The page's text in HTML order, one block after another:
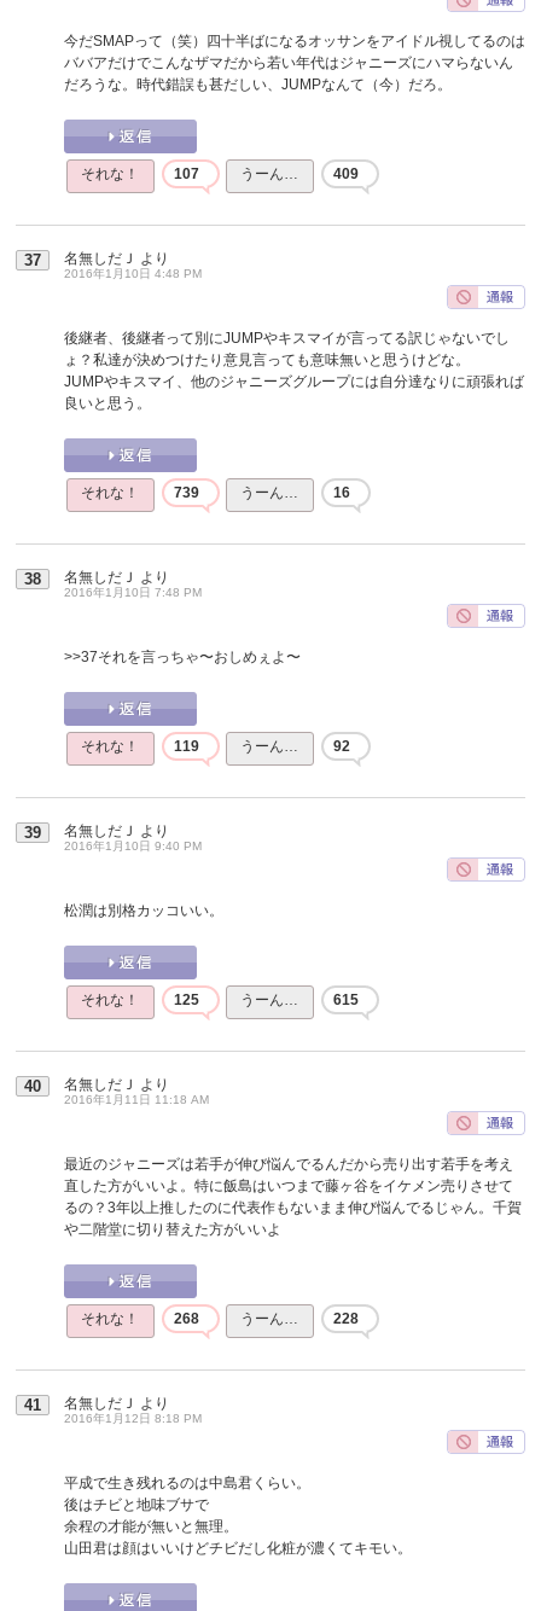
今だSMAPって（笑）四十半ばになるオッサンをアイドル視してるのは
ババアだけでこんなザマだから若い年代はジャニーズにハマらないん
だろうな。時代錯誤も甚だしい、JUMPなんて（今）だろ。
それな！ 107 うーん… 409
37 名無しだＪ より
2016年1月10日 4:48 PM
後継者、後継者って別にJUMPやキスマイが言ってる訳じゃないでし
ょ？私達が決めつけたり意見言っても意味無いと思うけどな。
JUMPやキスマイ、他のジャニーズグループには自分達なりに頑張れば
良いと思う。
それな！ 739 うーん… 16
38 名無しだＪ より
2016年1月10日 7:48 PM
>>37それを言っちゃ〜おしめぇよ〜
それな！ 119 うーん… 92
39 名無しだＪ より
2016年1月10日 9:40 PM
松潤は別格カッコいい。
それな！ 125 うーん… 615
40 名無しだＪ より
2016年1月11日 11:18 AM
最近のジャニーズは若手が伸び悩んでるんだから売り出す若手を考え
直した方がいいよ。特に飯島はいつまで藤ヶ谷をイケメン売りさせて
るの？3年以上推したのに代表作もないまま伸び悩んでるじゃん。千賀
や二階堂に切り替えた方がいいよ
それな！ 268 うーん… 228
41 名無しだＪ より
2016年1月12日 8:18 PM
平成で生き残れるのは中島君くらい。
後はチビと地味ブサで
余程の才能が無いと無理。
山田君は顔はいいけどチビだし化粧が濃くてキモい。